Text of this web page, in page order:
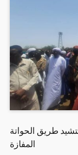
طريق الحواتة
المفازة